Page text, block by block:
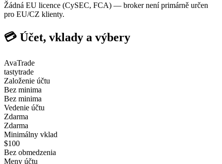
Žádná EU licence (CySEC, FCA) — broker není primárně určen
pro EU/CZ klienty.
💳 Účet, vklady a výbery
AvaTrade
tastytrade
Založenie účtu
Bez minima
Bez minima
Vedenie účtu
Zdarma
Zdarma
Minimálny vklad
$100
Bez obmedzenia
Meny účtu